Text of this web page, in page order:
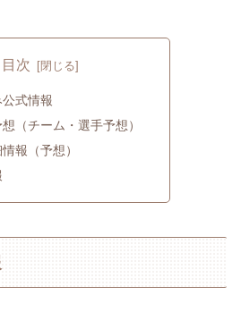
目次
式情報
（チーム・選手予想）
報（予想）